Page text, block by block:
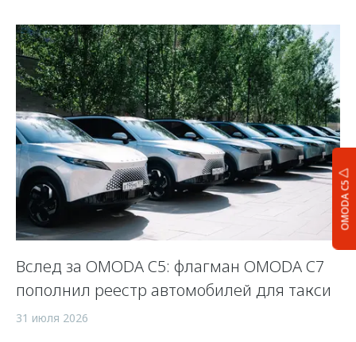
OMODA C5
Вслед за OMODA C5: флагман OMODA C7
пополнил реестр автомобилей для такси
31 июля 2026